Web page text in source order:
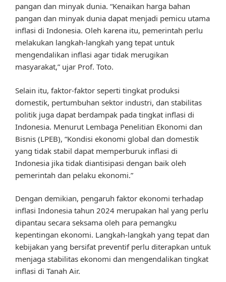
pangan dan minyak dunia. “Kenaikan harga bahan
pangan dan minyak dunia dapat menjadi pemicu utama
inflasi di Indonesia. Oleh karena itu, pemerintah perlu
melakukan langkah-langkah yang tepat untuk
mengendalikan inflasi agar tidak merugikan
masyarakat,” ujar Prof. Toto.
Selain itu, faktor-faktor seperti tingkat produksi
domestik, pertumbuhan sektor industri, dan stabilitas
politik juga dapat berdampak pada tingkat inflasi di
Indonesia. Menurut Lembaga Penelitian Ekonomi dan
Bisnis (LPEB), “Kondisi ekonomi global dan domestik
yang tidak stabil dapat memperburuk inflasi di
Indonesia jika tidak diantisipasi dengan baik oleh
pemerintah dan pelaku ekonomi.”
Dengan demikian, pengaruh faktor ekonomi terhadap
inflasi Indonesia tahun 2024 merupakan hal yang perlu
dipantau secara seksama oleh para pemangku
kepentingan ekonomi. Langkah-langkah yang tepat dan
kebijakan yang bersifat preventif perlu diterapkan untuk
menjaga stabilitas ekonomi dan mengendalikan tingkat
inflasi di Tanah Air.